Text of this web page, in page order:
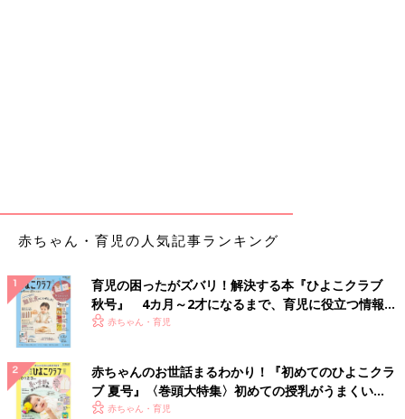
赤ちゃん・育児の人気記事ランキング
育児の困ったがズバリ！解決する本『ひよこクラブ
秋号』 4カ月～2才になるまで、育児に役立つ情報が
いっぱい！
赤ちゃん・育児
赤ちゃんのお世話まるわかり！『初めてのひよこクラ
ブ 夏号』〈巻頭大特集〉初めての授乳がうまくい
く！ おっぱい・ミルクの基本と夏のトラブル 解決テ
赤ちゃん・育児